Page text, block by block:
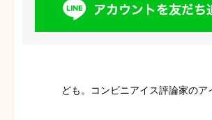
ども。コンビニアイス評論家のア